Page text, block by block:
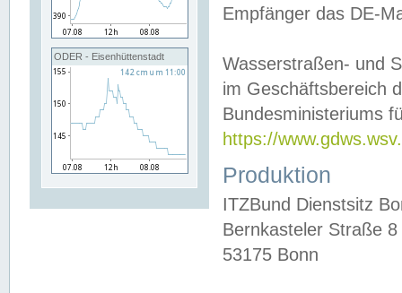
ODER - Eisenhüttenstadt
Empfänger das DE-
Wasserstraßen- und
im Geschäftsbereich
Bundesministeriums
https://
Produktion
ITZBund Dienstsitz
Bernkasteler Straße 8
53175 Bonn